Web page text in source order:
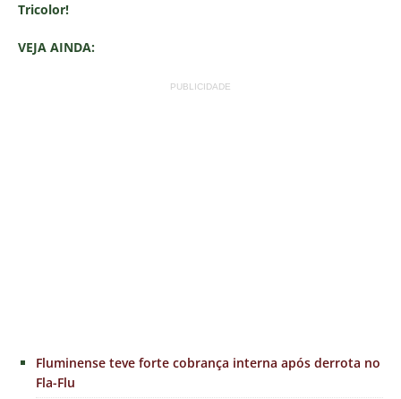
Tricolor!
VEJA AINDA:
PUBLICIDADE
Fluminense teve forte cobrança interna após derrota no
Fla-Flu